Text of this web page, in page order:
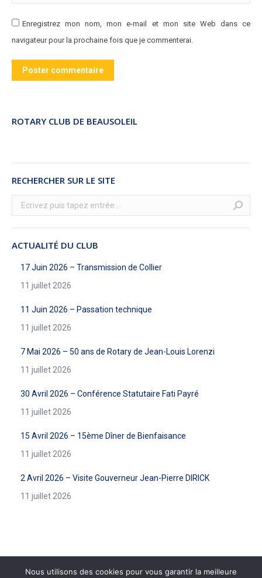
Enregistrez mon nom, mon e-mail et mon site Web dans ce
navigateur pour la prochaine fois que je commenterai.
Poster commentaire
ROTARY CLUB DE BEAUSOLEIL
RECHERCHER SUR LE SITE
Recherche
:
ACTUALITÉ DU CLUB
17 Juin 2026 – Transmission de Collier
11 juillet 2026
11 Juin 2026 – Passation technique
11 juillet 2026
7 Mai 2026 – 50 ans de Rotary de Jean-Louis Lorenzi
11 juillet 2026
30 Avril 2026 – Conférence Statutaire Fati Payré
11 juillet 2026
15 Avril 2026 – 15ème Dîner de Bienfaisance
11 juillet 2026
2 Avril 2026 – Visite Gouverneur Jean-Pierre DIRICK
11 juillet 2026
Nous utilisons des cookies pour vous garantir la meilleure